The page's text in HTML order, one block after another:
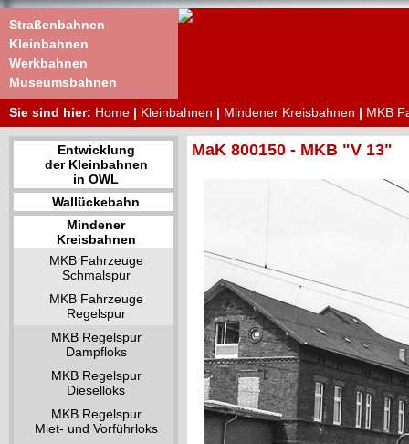
Straßenbahnen
Kleinbahnen
Werkbahnen
Museumsbahnen
Sie sind hier: Home | Kleinbahnen | Mindener Kreisbahnen | MKB
Entwicklung
der Kleinbahnen
in OWL
Wallückebahn
Mindener
Kreisbahnen
MKB Fahrzeuge
Schmalspur
MKB Fahrzeuge
Regelspur
MKB Regelspur
Dampfloks
MKB Regelspur
Dieselloks
MKB Regelspur
Miet- und Vorführloks
MaK 800150 - MKB "V 13"